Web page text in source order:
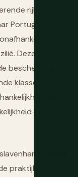
rijk werd.
Portugal, bleef
Deze
bescherming
klasse
van
van zijn
werd
praktijk